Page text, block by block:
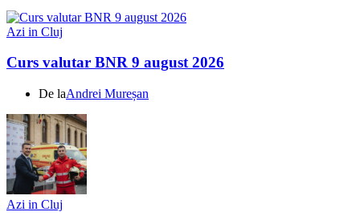
Azi in Cluj
Curs valutar BNR 9 august 2026
De laAndrei Mureșan
Azi in Cluj